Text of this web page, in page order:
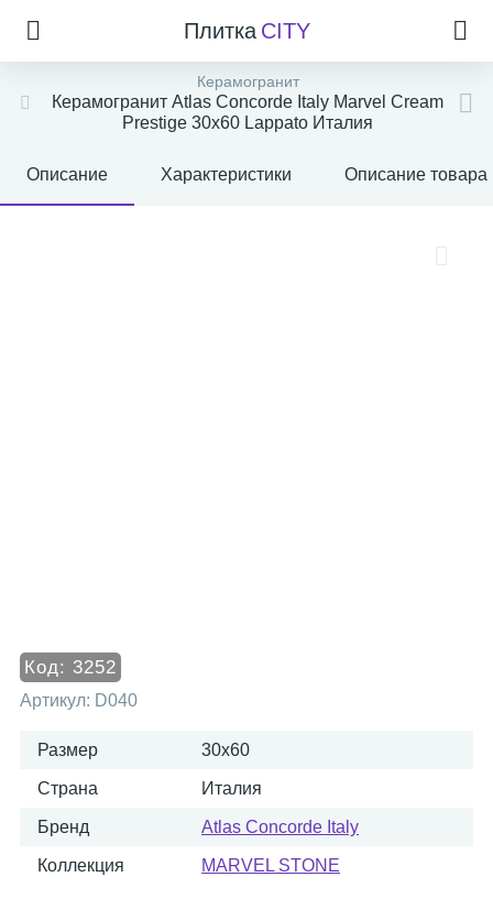
Плитка CITY
Керамогранит
Керамогранит Atlas Concorde Italy Marvel Cream
Prestige 30x60 Lappato Италия
Описание Характеристики Описание товара
Код: 3252
Артикул: D040
Размер 30x60
Страна Италия
Бренд Atlas Concorde Italy
Коллекция MARVEL STONE